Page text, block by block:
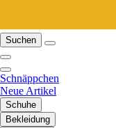
Suchen
Schnäppchen
Neue Artikel
Schuhe
Bekleidung